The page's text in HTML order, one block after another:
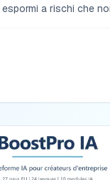
a rischi che
con simulazioni a tre
che il